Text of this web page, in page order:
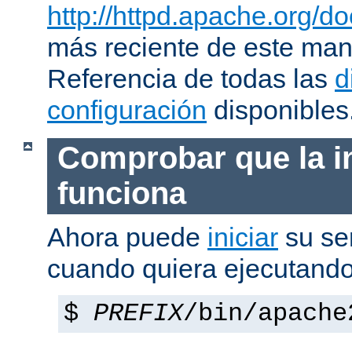
http://httpd.apache.org/
más reciente de este
Referencia de todas las
configuración
Comprobar que la
funciona
Ahora puede iniciar su
cuando quiera
$ PREFIX/bin/